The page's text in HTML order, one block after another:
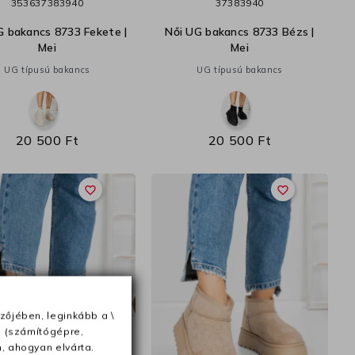
353637383940
bakancs 8733 Fekete |
Mei
UG típusú bakancs
20 500 Ft
37383940
Női UG bakancs 8733 Bézs |
Mei
UG típusú bakancs
20 500 Ft
favorite_border favorite_border
leginkább a \
(számítógépre,
ahogyan elvárta.